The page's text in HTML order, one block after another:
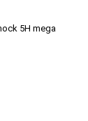
5H mega